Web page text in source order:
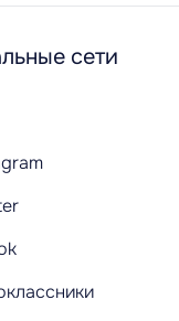
сети